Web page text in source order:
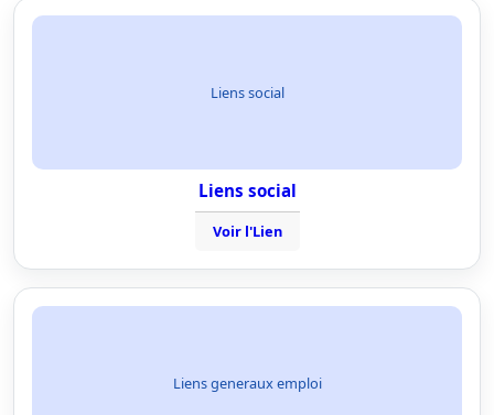
Liens social
Liens social
Voir l'Lien
Liens generaux emploi